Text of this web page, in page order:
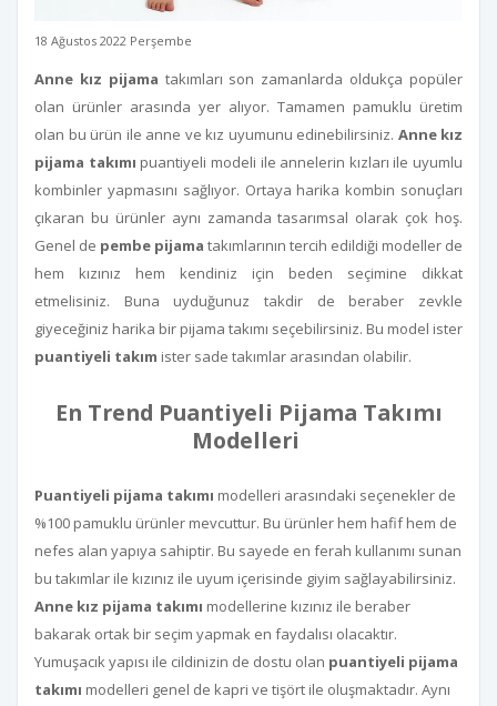
18 Ağustos 2022 Perşembe
Anne kız pijama takımları son zamanlarda oldukça popüler
olan ürünler arasında yer alıyor. Tamamen pamuklu üretim
olan bu ürün ile anne ve kız uyumunu edinebilirsiniz. Anne kız
pijama takımı puantiyeli modeli ile annelerin kızları ile uyumlu
kombinler yapmasını sağlıyor. Ortaya harika kombin sonuçları
çıkaran bu ürünler aynı zamanda tasarımsal olarak çok hoş.
Genel de pembe pijama takımlarının tercih edildiği modeller de
hem kızınız hem kendiniz için beden seçimine dikkat
etmelisiniz. Buna uyduğunuz takdir de beraber zevkle
giyeceğiniz harika bir pijama takımı seçebilirsiniz. Bu model ister
puantiyeli takım ister sade takımlar arasından olabilir.
En Trend Puantiyeli Pijama Takımı
Modelleri
Puantiyeli pijama takımı modelleri arasındaki seçenekler de
%100 pamuklu ürünler mevcuttur. Bu ürünler hem hafif hem de
nefes alan yapıya sahiptir. Bu sayede en ferah kullanımı sunan
bu takımlar ile kızınız ile uyum içerisinde giyim sağlayabilirsiniz.
Anne kız pijama takımı modellerine kızınız ile beraber
bakarak ortak bir seçim yapmak en faydalısı olacaktır.
Yumuşacık yapısı ile cildinizin de dostu olan puantiyeli pijama
takımı modelleri genel de kapri ve tişört ile oluşmaktadır. Aynı